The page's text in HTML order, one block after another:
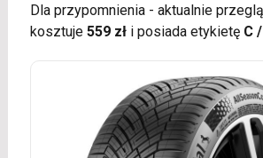
Dla przypomnienia - aktualnie
kosztuje 559 złi posiada etykietę C